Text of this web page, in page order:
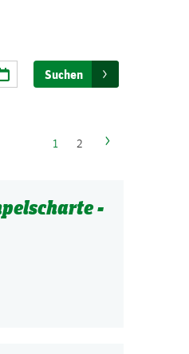
Suchen
1 2
-